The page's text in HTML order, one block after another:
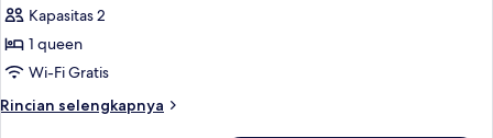
Smoking
Kamar,
1
Tempat
Tidur
Kapasitas 2
1 queen
Wi-Fi Gratis
Rincian selengkapnya
Rincian